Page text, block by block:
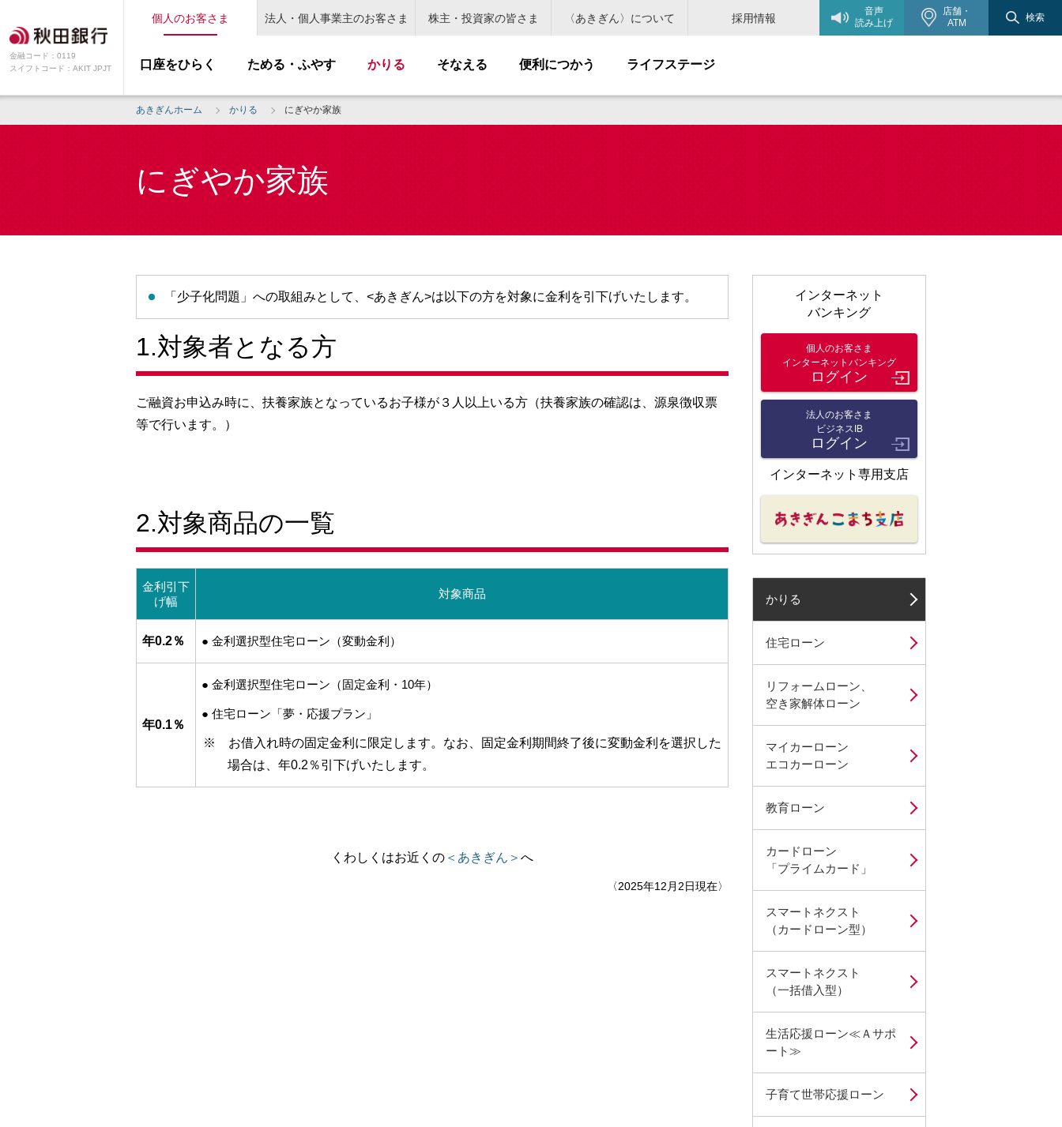
金融コード：0119
スイフトコード：AKIT JPJT
個人のお客さま
口座をひらく ためる・ふやす かりる そなえる 便利につかう ライフステージ
法人・個人事業主のお客さま 株主・投資家の皆さま 〈あきぎん〉について 採用情報
音声
読み上げ
店舗・
ATM
検索
あきぎんホーム かりる にぎやか家族
にぎやか家族
「少子化問題」への取組みとして、<あきぎん>は以下の方を対象に金利を引下げいたします。
1.対象者となる方
ご融資お申込み時に、扶養家族となっているお子様が３人以上いる方（扶養家族の確認は、源泉徴収票
等で行います。）
2.対象商品の一覧
金利引下
げ幅
対象商品
年0.2％ ● 金利選択型住宅ローン（変動金利）
年0.1％
● 金利選択型住宅ローン（固定金利・10年）
● 住宅ローン「夢・応援プラン」
※ お借入れ時の固定金利に限定します。なお、固定金利期間終了後に変動金利を選択した
場合は、年0.2％引下げいたします。
くわしくはお近くの ＜あきぎん＞ へ
〈2025年12月2日現在〉
インターネット
バンキング
個人のお客さま
インターネットバンキング
ログイン
法人のお客さま
ビジネスIB
ログイン
インターネット専用支店
かりる
住宅ローン
リフォームローン、
空き家解体ローン
マイカーローン
エコカーローン
教育ローン
カードローン
「プライムカード」
スマートネクスト
（カードローン型）
スマートネクスト
（一括借入型）
生活応援ローン≪Ａサポ
ート≫
子育て世帯応援ローン